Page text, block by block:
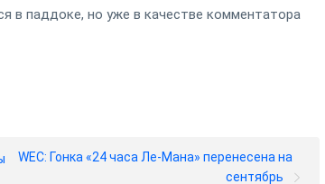
в паддоке, но уже в качестве комментатора
WEC: Гонка «24 часа Ле-Мана» перенесена на
сентябрь